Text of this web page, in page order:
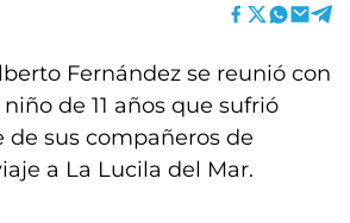
Fernández se reunió con
de 11 años que sufrió
de sus compañeros de
a La Lucila del Mar.